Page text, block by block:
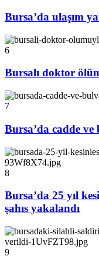
Bursa’da ulaşım
6
Bursalı doktor
7
Bursa’da cadde
8
Bursa’da 25 yıl
şahıs yakalandı
9